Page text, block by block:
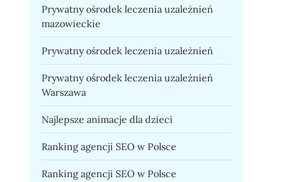
Prywatny ośrodek leczenia uzależnień
mazowieckie
Prywatny ośrodek leczenia uzależnień
Prywatny ośrodek leczenia uzależnień
Warszawa
Najlepsze animacje dla dzieci
Ranking agencji SEO w Polsce
Ranking agencji SEO w Polsce